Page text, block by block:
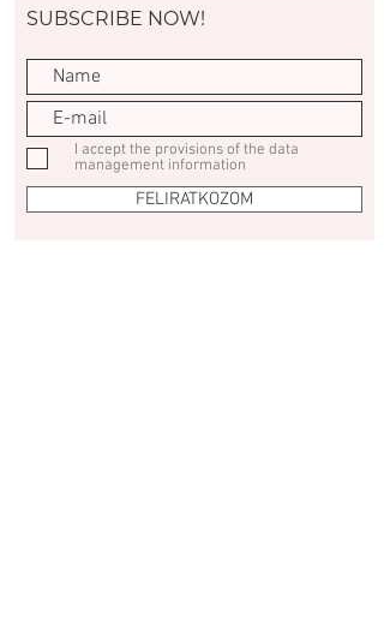
SUBSCRIBE NOW!
I accept the provisions of the data
management information
FELIRATKOZOM